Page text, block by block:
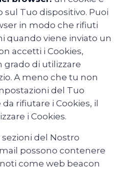
Tuo dispositivo. Puoi
in modo che rifiuti
quando viene inviato un
accetti i Cookies,
grado di utilizzare
A meno che tu non
del Tuo
rifiutare i Cookies, il
i Cookies.
del Nostro
possono contenere
come web beacon